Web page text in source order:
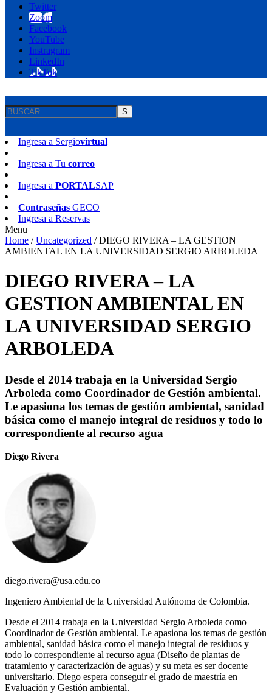
Twitter
Zoom
Facebook
YouTube
Instragram
LinkedIn
TikTok
S
Ingresa a Sergiovirtual
|
Ingresa a Tu correo
|
Ingresa a PORTALSAP
|
Contraseñas GECO
Ingresa a Reservas
Menu
Home /Uncategorized /DIEGO RIVERA – LA GESTION
AMBIENTAL EN LA UNIVERSIDAD SERGIO ARBOLEDA
DIEGO RIVERA – LA
GESTION AMBIENTAL EN
LA UNIVERSIDAD SERGIO
ARBOLEDA
Desde el 2014 trabaja en la Universidad Sergio
Arboleda como Coordinador de Gestión ambiental.
Le apasiona los temas de gestión ambiental, sanidad
básica como el manejo integral de residuos y todo lo
correspondiente al recurso agua
Diego Rivera
diego.rivera@usa.edu.co
Ingeniero Ambiental de la Universidad Autónoma de Colombia.
Desde el 2014 trabaja en la Universidad Sergio Arboleda como
Coordinador de Gestión ambiental. Le apasiona los temas de gestión
ambiental, sanidad básica como el manejo integral de residuos y
todo lo correspondiente al recurso agua (Diseño de plantas de
tratamiento y caracterización de aguas) y su meta es ser docente
universitario. Diego espera conseguir el grado de maestría en
Evaluación y Gestión ambiental.